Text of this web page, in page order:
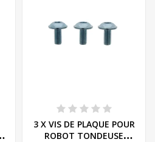
3 X VIS DE PLAQUE POUR
ROBOT TONDEUSE